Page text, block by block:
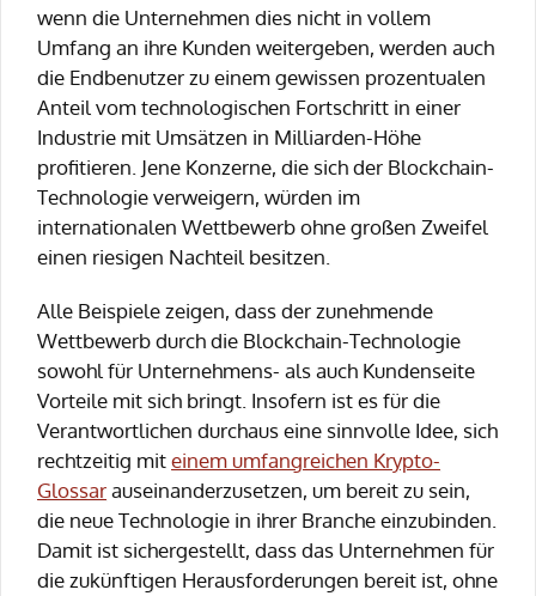
wenn die Unternehmen dies nicht in vollem
Umfang an ihre Kunden weitergeben, werden auch
die Endbenutzer zu einem gewissen prozentualen
Anteil vom technologischen Fortschritt in einer
Industrie mit Umsätzen in Milliarden-Höhe
profitieren. Jene Konzerne, die sich der Blockchain-
Technologie verweigern, würden im
internationalen Wettbewerb ohne großen Zweifel
einen riesigen Nachteil besitzen.
Alle Beispiele zeigen, dass der zunehmende
Wettbewerb durch die Blockchain-Technologie
sowohl für Unternehmens- als auch Kundenseite
Vorteile mit sich bringt. Insofern ist es für die
Verantwortlichen durchaus eine sinnvolle Idee, sich
rechtzeitig miteinem umfangreichen Krypto-
Glossarauseinanderzusetzen, um bereit zu sein,
die neue Technologie in ihrer Branche einzubinden.
Damit ist sichergestellt, dass das Unternehmen für
die zukünftigen Herausforderungen bereit ist, ohne